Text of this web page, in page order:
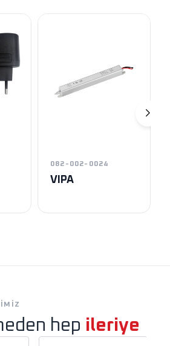
082-002-0024
VIPA
hep ileriye